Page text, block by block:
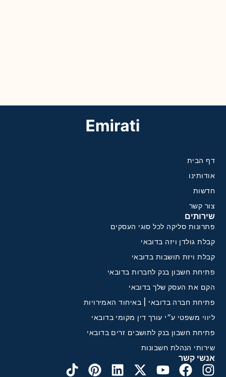
אנשי קשר
שירותים
פתרונות סליקה לכל סוגי העסקים
קבלת גולדן ויזה בדובאי
קבלת ויזת תושבות בדובאי
פתיחת חשבון בנק לחברות בדובאי
הקם את העסק שלך בדובאי
פתיחת חברה בדובאי | באיחוד האמירויות
ליווי משפטי ע״י עורך דין מקומי בדובאי
פתיחת חשבון בנק לתושבים זרים בדובאי
שירותי הנהלת חשבונות
דף הבית
אודותינו
חדשות
צור קשר